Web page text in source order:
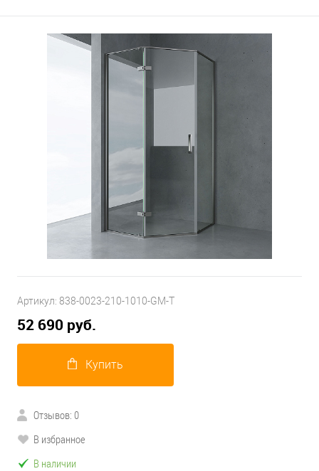
Артикул: 838-0023-210-1010-GM-T
52 690 руб.
Купить
Отзывов: 0
В избранное
В наличии